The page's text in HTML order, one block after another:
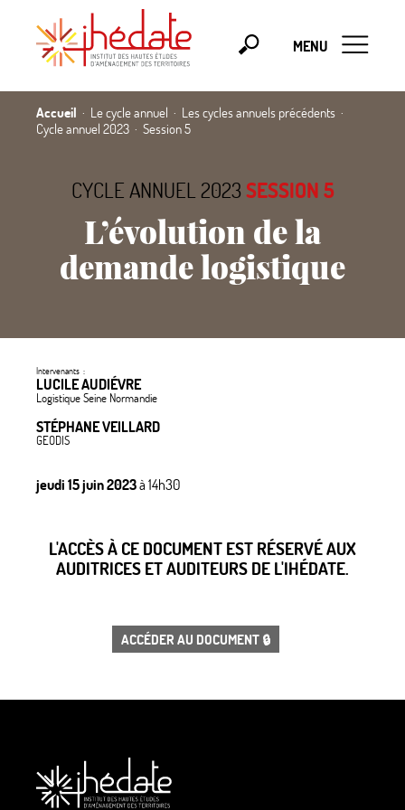
MENU
Accueil Le cycle annuel
Les cycles annuels précédents
Cycle annuel 2023
Session 5
CYCLE ANNUEL 2023 SESSION 5
L’évolution de la
demande logistique
Intervenants :
LUCILE AUDIÉVRE
Logistique Seine Normandie
STÉPHANE VEILLARD
GEODIS
jeudi 15 juin 2023à 14h30
L'ACCÈS À CE DOCUMENT EST RÉSERVÉ AUX
AUDITRICES ET AUDITEURS DE L'IHÉDATE.
ACCÉDER AU DOCUMENT 🔒